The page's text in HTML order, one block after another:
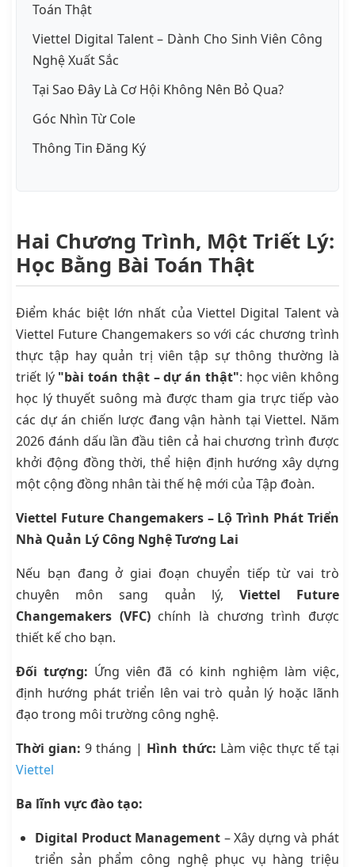
Toán Thật
Viettel Digital Talent – Dành Cho Sinh Viên Công
Nghệ Xuất Sắc
Tại Sao Đây Là Cơ Hội Không Nên Bỏ Qua?
Góc Nhìn Từ Cole
Thông Tin Đăng Ký
Hai Chương Trình, Một Triết Lý:
Học Bằng Bài Toán Thật
Điểm khác biệt lớn nhất của Viettel Digital Talent và
Viettel Future Changemakers so với các chương trình
thực tập hay quản trị viên tập sự thông thường là
triết lý "bài toán thật – dự án thật": học viên không
học lý thuyết suông mà được tham gia trực tiếp vào
các dự án chiến lược đang vận hành tại Viettel. Năm
2026 đánh dấu lần đầu tiên cả hai chương trình được
khởi động đồng thời, thể hiện định hướng xây dựng
một cộng đồng nhân tài thế hệ mới của Tập đoàn.
Viettel Future Changemakers – Lộ Trình Phát Triển
Nhà Quản Lý Công Nghệ Tương Lai
Nếu bạn đang ở giai đoạn chuyển tiếp từ vai trò
chuyên môn sang quản lý, Viettel Future
Changemakers (VFC)chính là chương trình được
thiết kế cho bạn.
Đối tượng: Ứng viên đã có kinh nghiệm làm việc,
định hướng phát triển lên vai trò quản lý hoặc lãnh
đạo trong môi trường công nghệ.
Thời gian: 9 tháng | Hình thức: Làm việc thực tế tại
Viettel
Ba lĩnh vực đào tạo:
Digital Product Management – Xây dựng và phát
triển sản phẩm công nghệ phục vụ hàng triệu